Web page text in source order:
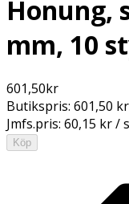
Honung,
mm, 10
601,50kr
Butikspris: 601,50 kr
Jmfs.pris: 60,15 kr /
Köp